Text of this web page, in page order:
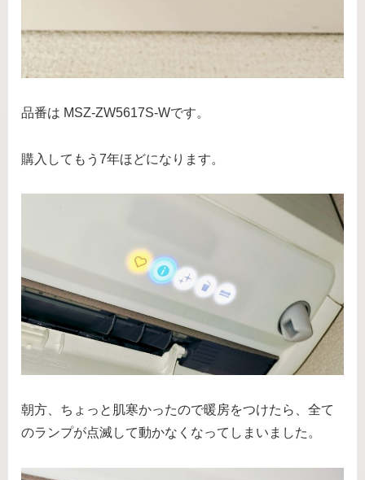
品番は MSZ-ZW5617S-Wです。
購入してもう7年ほどになります。
朝方、ちょっと肌寒かったので暖房をつけたら、全て
のランプが点滅して動かなくなってしまいました。